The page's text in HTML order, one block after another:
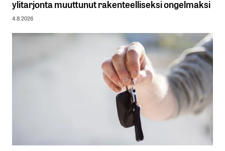
ylitarjonta muuttunut rakenteelliseksi ongelmaksi
4.8.2026